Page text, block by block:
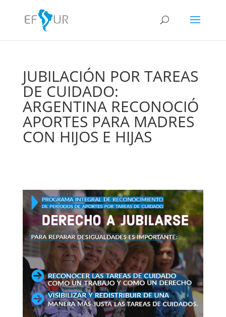
JUBILACIÓN POR TAREAS
DE CUIDADO:
ARGENTINA RECONOCIÓ
APORTES PARA MADRES
CON HIJOS E HIJAS